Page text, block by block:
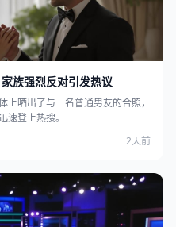
族强烈反对引发热议
晒出了与一名普通男友的合照，
速登上热搜。
2天前